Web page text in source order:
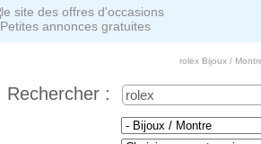
Petites annonces gratuites
rolex Bijoux /
Rechercher :